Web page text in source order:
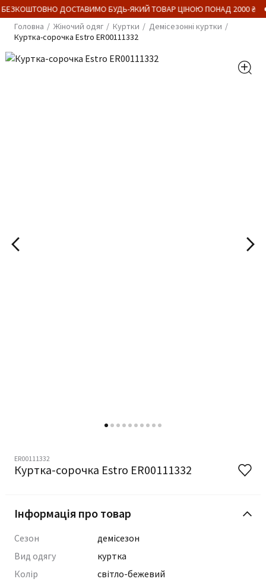
ДОСТАВИМО БУДЬ-ЯКИЙ ТОВАР ЦІНОЮ ПОНАД 2000 ₴
Головна
Жіночий одяг Куртки
Демісезонні куртки
Куртка-сорочка Estro ER00111332
ER00111332
Куртка-сорочка Estro ER00111332
Інформація про товар
Сезон
демісезон
Вид одягу
куртка
Колір
світло-бежевий